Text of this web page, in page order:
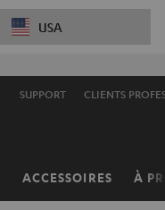
USA
SUPPORT CLIENTS
ACCESSOIRES À